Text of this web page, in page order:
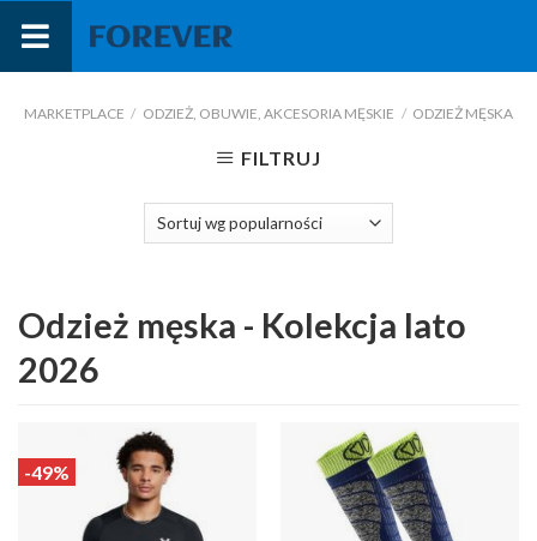
treści
MARKETPLACE / ODZIEŻ, OBUWIE, AKCESORIA MĘSKIE / ODZIEŻ MĘSKA
FILTRUJ
Odzież męska - Kolekcja lato
2026
-49%